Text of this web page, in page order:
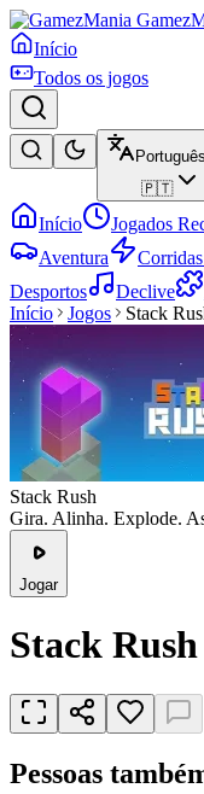
Início
Todos os jogos
Português
🇵🇹
Início Jogados
Aventura
Desportos
Declive
Início
Jogos Stack
Stack Rush
Gira. Alinha. Explode.
Jogar
Stack Rush
Pessoas